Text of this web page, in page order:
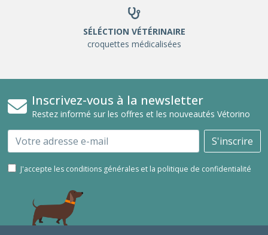
SÉLÉCTION VÉTÉRINAIRE
croquettes médicalisées
Inscrivez-vous à la newsletter
Restez informé sur les offres et les nouveautés Vétorino
Email S'inscrire
J'accepte les conditions générales et la politique de confidentialité